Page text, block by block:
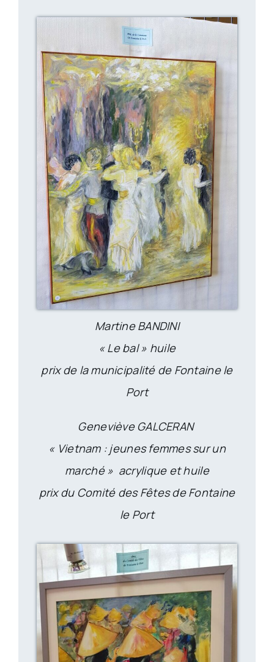
Martine BANDINI
« Le bal » huile
prix de la municipalité de Fontaine le
Port
Geneviève GALCERAN
« Vietnam : jeunes femmes sur un
marché » acrylique et huile
prix du Comité des Fêtes de Fontaine
le Port